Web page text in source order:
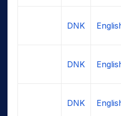
DNK
DNK
DNK